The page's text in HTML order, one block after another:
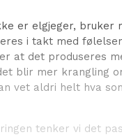
er elgjeger, bruker
i takt med
at det produseres
blir mer krangling
vet aldri helt hva
tenker vi det